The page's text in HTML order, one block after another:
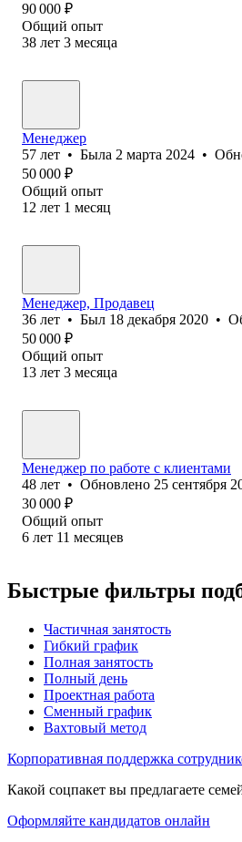
90 000 ₽
Общий опыт
38 лет 3 месяца
Менеджер
57 лет • Была 2 марта 2024 •
50 000 ₽
Общий опыт
12 лет 1 месяц
Менеджер, Продавец
36 лет • Был 18 декабря 2020 •
50 000 ₽
Общий опыт
13 лет 3 месяца
Менеджер по работе с клиентами
48 лет • Обновлено 25 сентября
30 000 ₽
Общий опыт
6 лет 11 месяцев
Быстрые фильтры
Частичная занятость
Гибкий график
Полная занятость
Полный день
Проектная работа
Сменный график
Вахтовый метод
Корпоративная поддержка
Какой соцпакет вы предлагаете
Оформляйте кандидатов онлайн